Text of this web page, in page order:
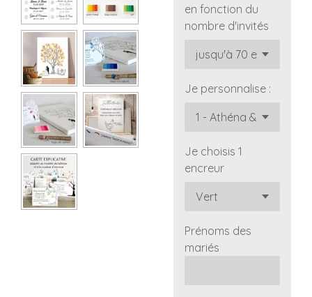
en fonction du
nombre d'invités
Je personnalise :
Je choisis 1
encreur
Prénoms des
mariés